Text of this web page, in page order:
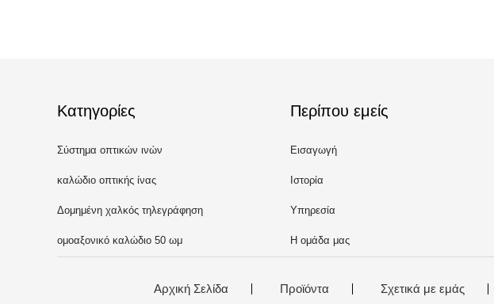
Κατηγορίες
Σύστημα οπτικών ινών
καλώδιο οπτικής ίνας
Δομημένη χαλκός τηλεγράφηση
ομοαξονικό καλώδιο 50 ωμ
Περίπου εμείς
Εισαγωγή
Ιστορία
Υπηρεσία
Η ομάδα μας
Αρχική Σελίδα Προϊόντα Σχετικά με εμάς